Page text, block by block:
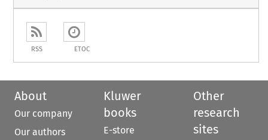
RSS ETOC
About
Our company
Our authors
Kluwer
books
E-store
Other
research
sites